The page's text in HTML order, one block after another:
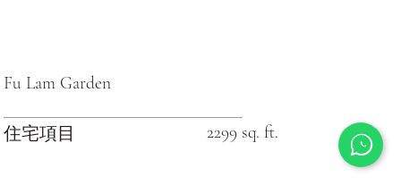
Fu Lam Garden
住宅項目 2299 sq. ft.